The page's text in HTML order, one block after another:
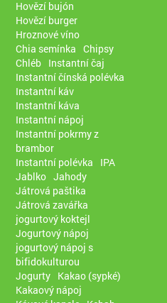
Hovězí bujón
Hovězí burger
Hroznové víno
Chia semínka Chipsy
Chléb Instantní čaj
Instantní čínská polévka
Instantní káv
Instantní káva
Instantní nápoj
Instantní pokrmy z
brambor
Instantní polévka
IPA
Jablko Jahody
Játrová paštika
Játrová zavářka
jogurtový koktejl
Jogurtový nápoj
jogurtový nápoj s
bifidokulturou
Jogurty Kakao (sypké)
Kakaový nápoj